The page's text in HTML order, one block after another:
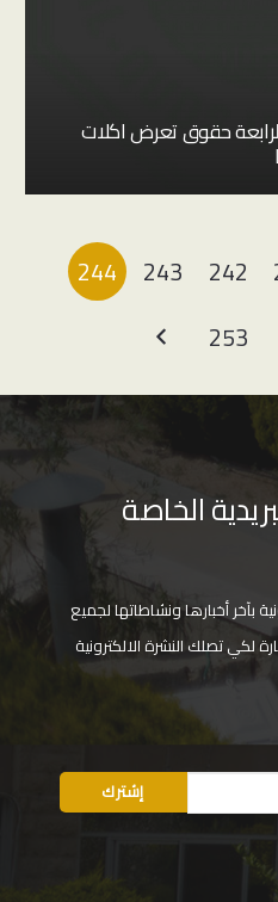
حقوق تعرض اكلات
242
243
244
253
الخاصة
بآخر أخبارها ونشاطاتها لجميع
لكي تصلك النشرة الالكترونية